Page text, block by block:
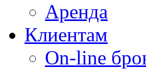
Аренда
Клиентам
On-line